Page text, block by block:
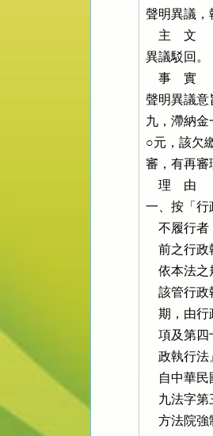
聲明異議，
    主    文
異議駁回。
    事    實
聲明異議意
九，滯納
○元，該欠
審，有再審
    理    由
一、按「行
不履行
前之行
依本法
該管行
期，由
項及第
政執行
自中華
九法字
方法院